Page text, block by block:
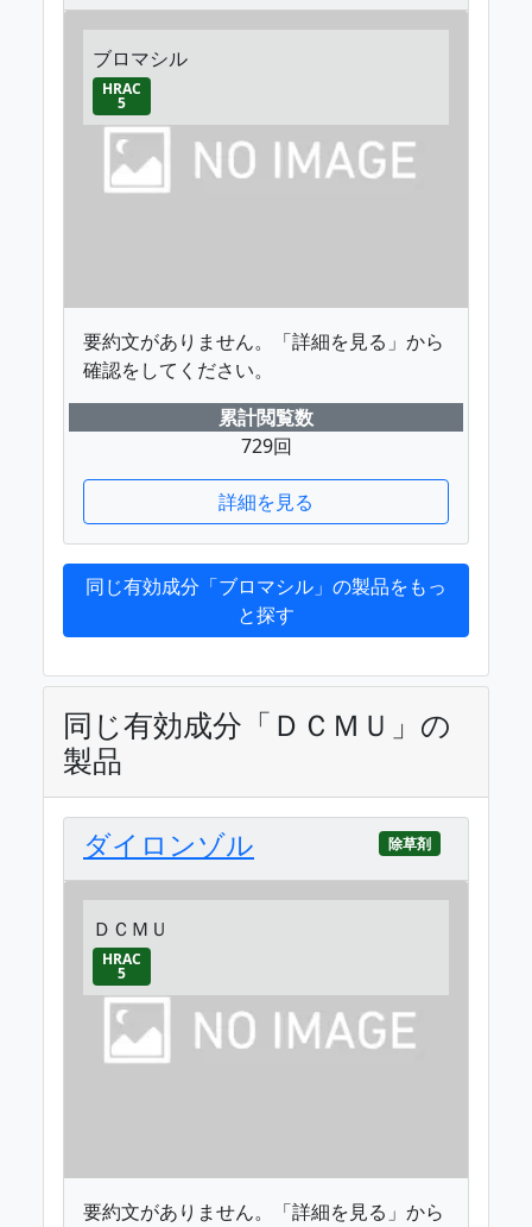
ブロマシル
HRAC
5
要約文がありません。「詳細を見る」から
確認をしてください。
累計閲覧数
729回
詳細を見る
同じ有効成分「ブロマシル」の製品をもっ
と探す
同じ有効成分「ＤＣＭＵ」の
製品
ダイロンゾル 除草剤
ＤＣＭＵ
HRAC
5
要約文がありません。「詳細を見る」から